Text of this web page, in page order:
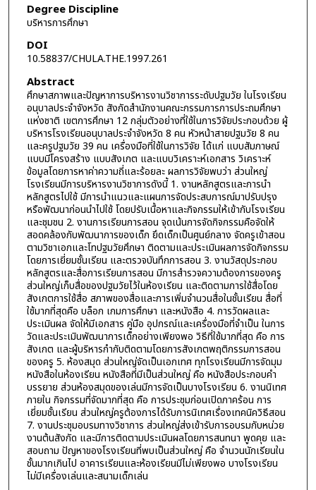
Degree Discipline
บริหารการศึกษา
DOI
10.58837/CHULA.THE.1997.261
Abstract
ศึกษาสภาพและปัญหาการบริหารงานวิชาการระดับปฐมวัย ในโรงเรียน
อนุบาลประจำจังหวัด สังกัดสำนักงานคณะกรรมการการประถมศึกษา
แห่งชาติ เขตการศึกษา 12 กลุ่มตัวอย่างที่ใช้ในการวิจัยประกอบด้วย ผู้
บริหารโรงเรียนอนุบาลประจำจังหวัด 8 คน หัวหน้าสายปฐมวัย 8 คน
และครูปฐมวัย 39 คน เครื่องมือที่ใช้ในการวิจัย ได้แก่ แบบสัมภาษณ์
แบบมีโครงสร้าง แบบสังเกต และแบบวิเคราะห์เอกสาร วิเคราะห์
ข้อมูลโดยการหาค่าความถี่และร้อยละ ผลการวิจัยพบว่า ส่วนใหญ่
โรงเรียนมีการบริหารงานวิชาการดังนี้ 1. งานหลักสูตรและการนำ
หลักสูตรไปใช้ มีการนำแนวและแผนการจัดประสบการณ์มาปรับปรุง
หรือพัฒนาก่อนนำไปใช้ โดยปรับเนื้อหาและกิจกรรมให้เข้ากับโรงเรียน
และชุมชน 2. งานการเรียนการสอน จุดเน้นการจัดกิจกรรมคือจัดให้
สอดคล้องกับพัฒนาการของเด็ก ยึดเด็กเป็นศูนย์กลาง จัดครูเข้าสอน
ตามวิชาเอกและโทปฐมวัยศึกษา ติดตามและประเมินผลการจัดกิจกรรม
โดยการเยี่ยมชั้นเรียน และตรวจบันทึกการสอน 3. งานวัสดุประกอบ
หลักสูตรและสื่อการเรียนการสอน มีการสำรวจความต้องการของครู
ส่วนใหญ่เก็บสื่อของปฐมวัยไว้ในห้องเรียน และติดตามการใช้สื่อโดย
สังเกตการใช้สื่อ สภาพของสื่อและการเพิ่มจำนวนสื่อในชั้นเรียน สื่อที่
ใช้มากที่สุดคือ บล็อก เกมการศึกษา และหนังสือ 4. การวัดผลและ
ประเมินผล จัดให้มีเอกสาร คู่มือ อุปกรณ์และเครื่องมือที่จำเป็น ในการ
วัดและประเมินพัฒนาการเด็กอย่างเพียงพอ วิธีที่ใช้มากที่สุด คือ การ
สังเกต และผู้บริหารกำกับติดตามโดยการสังเกตพฤติกรรมการสอน
ของครู 5. ห้องสมุด ส่วนใหญ่จัดเป็นเอกเทศ ทุกโรงเรียนมีการจัดมุม
หนังสือในห้องเรียน หนังสือที่มีเป็นส่วนใหญ่ คือ หนังสือประกอบคำ
บรรยาย ส่วนห้องสมุดของเล่นมีการจัดเป็นบางโรงเรียน 6. งานนิเทศ
ภายใน กิจกรรมที่จัดมากที่สุด คือ การประชุมก่อนเปิดภาคร้อน การ
เยี่ยมชั้นเรียน ส่วนใหญ่ครูต้องการได้รับการนิเทศเรื่องเทคนิควิธีสอน
7. งานประชุมอบรมทางวิชาการ ส่วนใหญ่ส่งเข้ารับการอบรมกับหน่วย
งานต้นสังกัด และมีการติดตามประเมินผลโดยการสนทนา พูดคุย และ
สอบถาม ปัญหาของโรงเรียนที่พบเป็นส่วนใหญ่ คือ จำนวนนักเรียนใน
ชั้นมากเกินไป อาคารเรียนและห้องเรียนมีไม่เพียงพอ บางโรงเรียน
ไม่มีเครื่องเล่นและสนามเด็กเล่น